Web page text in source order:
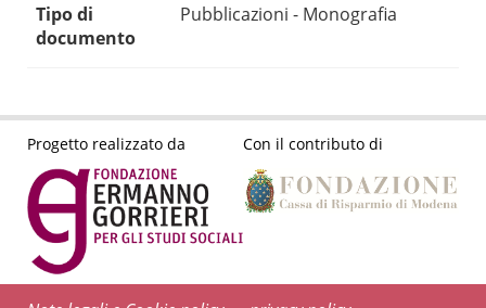
Tipo di
documento
Pubblicazioni - Monografia
Progetto realizzato da Con il contributo di